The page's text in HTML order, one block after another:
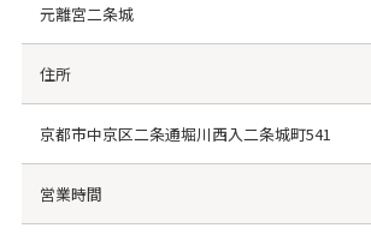
元離宮二条城
住所
京都市中京区二条通堀川西入二条城町541
営業時間